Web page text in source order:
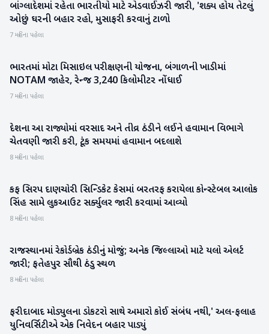
આંતરરાષ્ટ્રીય
બાંગ્લાદેશમાં રહેતા ભારતીયો માટે એડવાઈઝરી જારી, 'શક્ય હોય તેટલું
ઓછું ઘરની બહાર રહો, મુસાફરી કરવાનું ટાળો
7 મહિના પહેલા
રાષ્ટ્રીય
ભારતમાં મોટા મિસાઇલ પરીક્ષણની યોજના, બંગાળની ખાડીમાં
NOTAM જાહેર, રેન્જ 3,240 કિલોમીટર નોંધાઈ
7 મહિના પહેલા
રાષ્ટ્રીય
દેશના આ રાજ્યોમાં વરસાદ અને તીવ્ર ઠંડીને લઈને હવામાન વિભાગે
ચેતવણી જારી કરી, ટૂંક સમયમાં હવામાન બદલાશે
8 મહિના પહેલા
રાષ્ટ્રીય
કફ સિરપ દાણચોરી સિન્ડિકેટ કેસમાં બરતરફ કરાયેલા કોન્સ્ટેબલ આલોક
સિંહ સામે લુકઆઉટ સર્ક્યુલર જારી કરવામાં આવ્યો
8 મહિના પહેલા
રાષ્ટ્રીય
રાજસ્થાનમાં રેકોર્ડબ્રેક ઠંડીનું મોજું; અનેક જિલ્લાઓ માટે યલો એલર્ટ
જારી; ફતેહપુર સૌથી ઠંડુ સ્થળ
8 મહિના પહેલા
રાષ્ટ્રીય
ફરીદાબાદ મોડ્યુલના ડોકટરો સાથે અમારો કોઈ સંબંધ નથી,' અલ-ફલાહ
યુનિવર્સિટીએ એક નિવેદન બહાર પાડ્યું